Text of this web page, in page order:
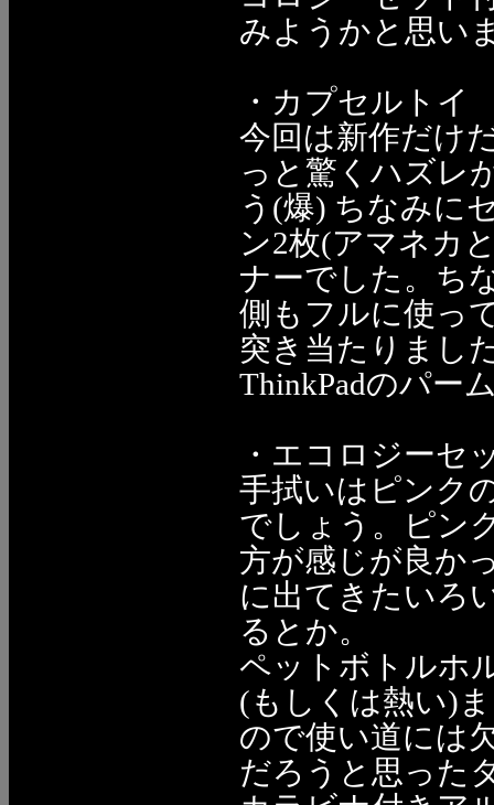
みようかと思い
・カプセルトイ
今回は新作だけ
っと驚くハズレ
う(爆) ちなみに
ン2枚(アマネカ
ナーでした。ち
側もフルに使っ
突き当たりまし
ThinkPadのパー
・エコロジーセ
手拭いはピンク
でしょう。ピン
方が感じが良か
に出てきたいろ
るとか。
ペットボトルホ
(もしくは熱い)
ので使い道には
だろうと思った